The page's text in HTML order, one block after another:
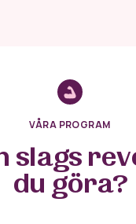
VÅRA PROGRAM
slags
du göra?